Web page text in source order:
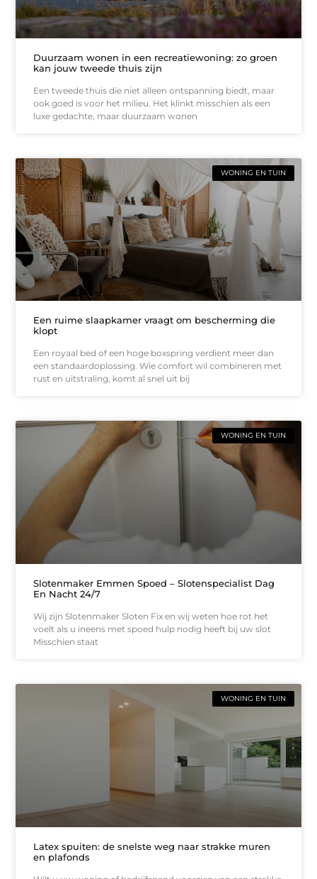
Duurzaam wonen in een recreatiewoning: zo groen
kan jouw tweede thuis zijn
Een tweede thuis die niet alleen ontspanning biedt, maar
ook goed is voor het milieu. Het klinkt misschien als een
luxe gedachte, maar duurzaam wonen
WONING EN TUIN
Een ruime slaapkamer vraagt om bescherming die
klopt
Een royaal bed of een hoge boxspring verdient meer dan
een standaardoplossing. Wie comfort wil combineren met
rust en uitstraling, komt al snel uit bij
WONING EN TUIN
Slotenmaker Emmen Spoed – Slotenspecialist Dag
En Nacht 24/7
Wij zijn Slotenmaker Sloten Fix en wij weten hoe rot het
voelt als u ineens met spoed hulp nodig heeft bij uw slot
Misschien staat
WONING EN TUIN
Latex spuiten: de snelste weg naar strakke muren
en plafonds